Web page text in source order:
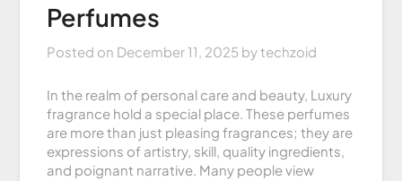
Perfumes
Posted on December 11, 2025 bytechzoid
In the realm of personal care and beauty, Luxury
fragrance hold a special place. These perfumes
are more than just pleasing fragrances; they are
expressions of artistry, skill, quality ingredients,
and poignant narrative. Many people view